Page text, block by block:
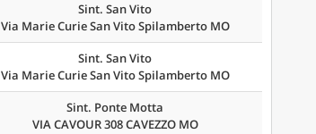
Sint. San Vito
Via Marie Curie San Vito Spilamberto MO
Sint. San Vito
Via Marie Curie San Vito Spilamberto MO
Sint. Ponte Motta
VIA CAVOUR 308 CAVEZZO MO